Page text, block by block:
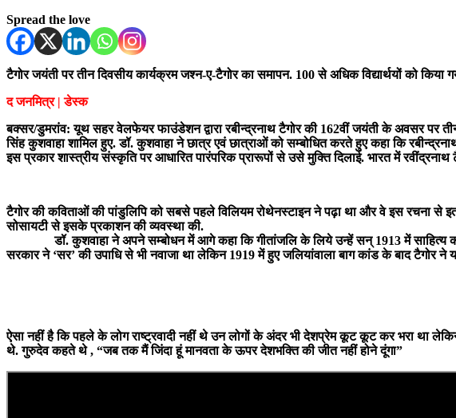
Spread the love
टैगोर जयंती पर तीन दिवसीय कार्यक्रम जश्न-ए-टैगोर का समापन. 100 से अधिक विद्यार्थयों को किया
द जनमित्र | डेस्क
बक्सर/डुमरांव: यूथ सहर वेलफेयर फाउंडेशन द्वारा रबीन्द्रनाथ टैगोर की 162वीं जयंती के अवसर पर
सिंह कुशवाहा शामिल हुए. डॉ. कुशवाहा ने छात्र एवं छात्राओं को सम्बोधित करते हुए कहा कि
इस प्रकार शास्त्रीय संस्कृति पर आधारित पारंपरिक प्रारूपों से उसे मुक्ति दिलाई. भारत में
टैगोर की कविताओं की पांडुलिपि को सबसे पहले विलियम रोथेनस्टाइन ने पढ़ा था और वे इस रचना से
सोसायटी से इसके प्रकाशन की व्यवस्था की.
डॉ. कुशवाहा ने अपने सम्बोधन में आगे कहा कि गीतांजलि के लिये उन्हें सन् 1913 में साहित्य का
सरकार ने ‘सर’ की उपाधि से भी नवाजा था लेकिन 1919 में हुए जलियांवाला बाग कांड के बाद टैगोर ने
ऐसा नहीं है कि पहले के लोग राष्ट्रवादी नहीं थे उन लोगों के अंदर भी देशप्रेम कूट कूट कर भरा था
थे. गुरुदेव कहते थे , “जब तक मैं जिंदा हूं मानवता के ऊपर देशभक्ति की जीत नहीं होने दूंगा”